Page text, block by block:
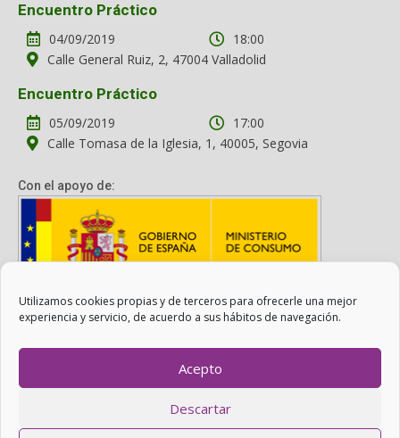
Utilizamos cookies propias y de terceros para ofrecerle una mejor
experiencia y servicio, de acuerdo a sus hábitos de navegación.
Acepto
Descartar
Encuentro Práctico
04/09/2019
18:00
Calle General Ruiz, 2, 47004 Valladolid
Encuentro Práctico
05/09/2019
17:00
Calle Tomasa de la Iglesia, 1, 40005, Segovia
Con el apoyo de:
Con el apoyo del Ministerio de Consumo. Su contenido es
responsabilidad exclusiva de la asociación.
Realizado conWordPresscon ayuda deAgítalo 3.0.